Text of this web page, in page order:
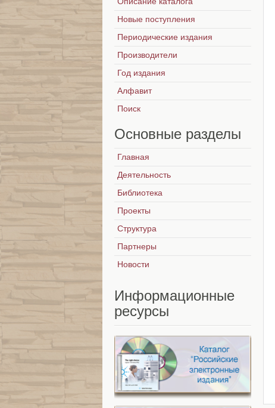
Новые поступления
Периодические издания
Производители
Год издания
Алфавит
Поиск
Основные разделы
Главная
Деятельность
Библиотека
Проекты
Структура
Партнеры
Новости
Информационные
ресурсы